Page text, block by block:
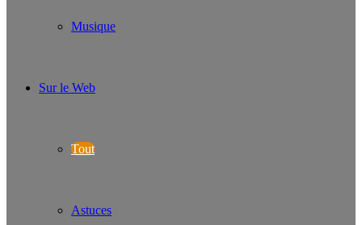
Musique
Sur le Web
Tout
Astuces